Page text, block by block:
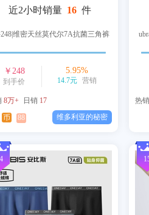
近2小时销量 16 件
维密天丝莫代尔7A抗菌三角裤
￥ 248
到手价
5.95%
14.7元 营销
8万+ 日销 17
币
88 维多利亚的秘密
热销